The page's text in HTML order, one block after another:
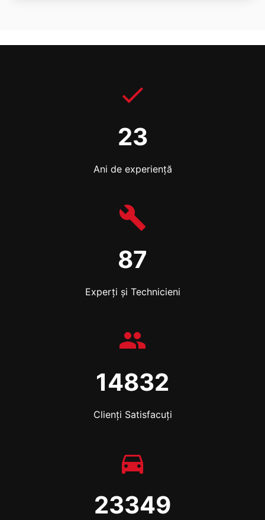
23
Ani de experiență
87
Experți și Technicieni
14832
Clienți Satisfacuți
23349